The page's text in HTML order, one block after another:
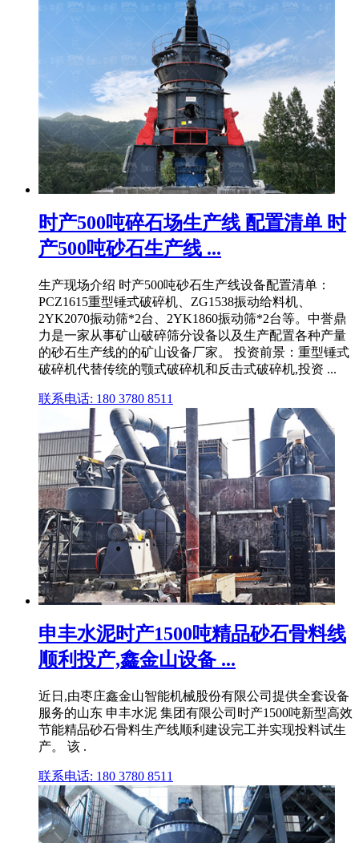
时产500吨碎石场生产线 配置清单 时
产500吨砂石生产线 ...
生产现场介绍 时产500吨砂石生产线设备配置清单：
PCZ1615重型锤式破碎机、ZG1538振动给料机、
2YK2070振动筛*2台、2YK1860振动筛*2台等。中誉鼎
力是一家从事矿山破碎筛分设备以及生产配置各种产量
的砂石生产线的的矿山设备厂家。 投资前景：重型锤式
破碎机代替传统的颚式破碎机和反击式破碎机,投资 ...
联系电话: 180 3780 8511
申丰水泥时产1500吨精品砂石骨料线
顺利投产,鑫金山设备 ...
近日,由枣庄鑫金山智能机械股份有限公司提供全套设备
服务的山东 申丰水泥 集团有限公司时产1500吨新型高效
节能精品砂石骨料生产线顺利建设完工并实现投料试生
产。 该 .
联系电话: 180 3780 8511